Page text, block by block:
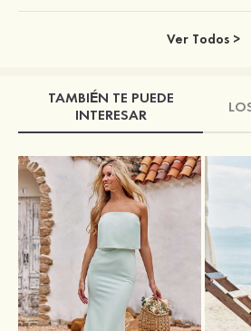
Ver Todos >
TAMBIÉN TE PUEDE
INTERESAR